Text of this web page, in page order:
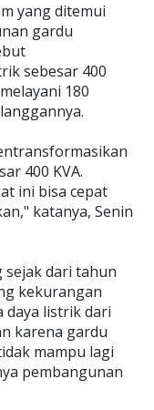
yang ditemui
gardu
sebesar 400
180
400 KVA.
ini bisa cepat
katanya, Senin
dari tahun
kekurangan
daya listrik dari
karena gardu
mampu lagi
pembangunan